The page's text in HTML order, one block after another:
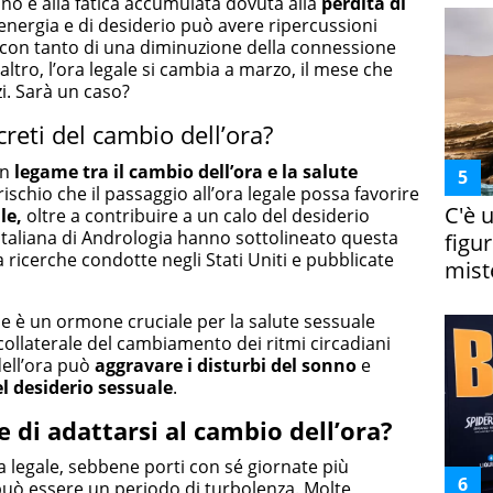
e di desiderio può avere ripercussioni
tanto di una diminuzione della connessione
l’ora legale si cambia a marzo, il mese che
Sarà un caso?
del cambio dell’ora?
legame tra il cambio dell’ora e la salute
che il passaggio all’ora legale possa favorire
oltre a contribuire a un calo del desiderio
di Andrologia hanno sottolineato questa
condotte negli Stati Uniti e pubblicate
è un ormone cruciale per la salute sessuale
del cambiamento dei ritmi circadiani
può aggravare i disturbi del sonno e
desiderio sessuale.
di adattarsi al cambio dell’ora?
legale, sebbene porti con sé giornate più
C'è